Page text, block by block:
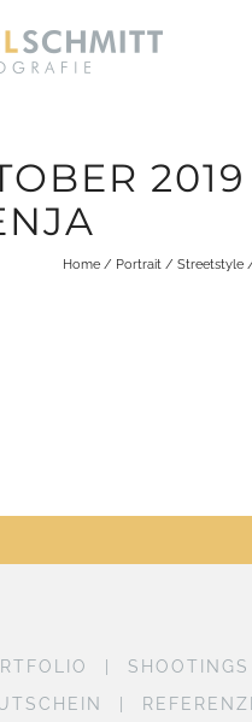
Home / Portrait / Streetstyle
SHOOTINGS